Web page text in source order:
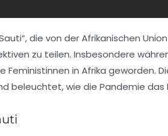
die von der Afrikanischen
zu teilen. Insbesondere
Feministinnen in Afrika geworden.
beleuchtet, wie die Pandemie das